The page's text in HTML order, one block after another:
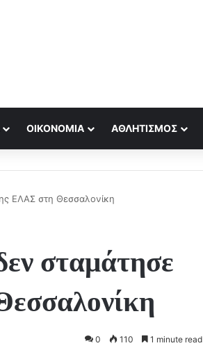
ΟΙΚΟΝΟΜΊΑ ΑΘΛΗΤΙΣΜΌΣ
ΕΛΑΣ στη Θεσσαλονίκη
σταμάτησε
0 110 1 minute read